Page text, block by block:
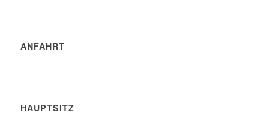
ANFAHRT
HAUPTSITZ